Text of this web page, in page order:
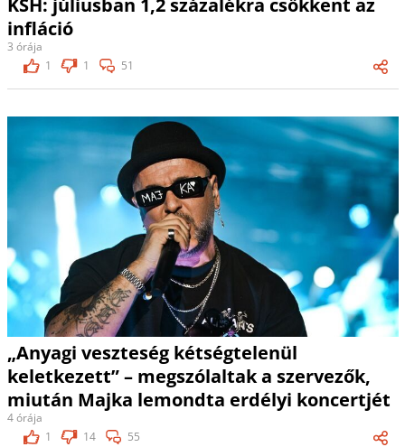
KSH: júliusban 1,2 százalékra csökkent az
infláció
3 órája
1
1 51
„Anyagi veszteség kétségtelenül
keletkezett” – megszólaltak a szervezők,
miután Majka lemondta erdélyi koncertjét
4 órája
1
14 55